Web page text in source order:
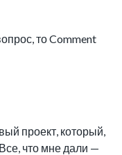
то Comment
проект, который,
что мне дали —